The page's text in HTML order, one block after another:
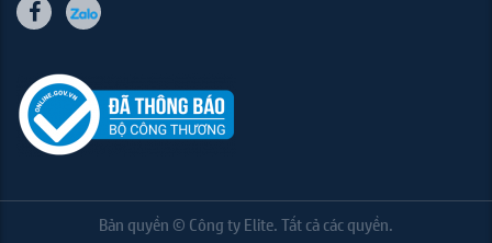
Bản quyền © Công ty Elite. Tất cả các quyền.